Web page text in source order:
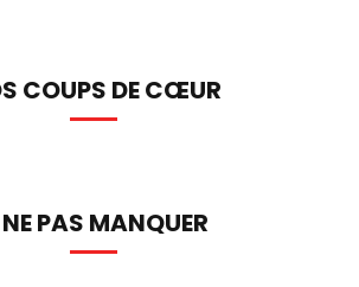
COUPS DE CŒUR
PAS MANQUER